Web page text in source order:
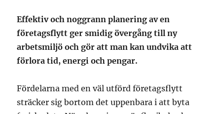
Effektiv och noggrann planering av en
företagsflytt ger smidig övergång till ny
arbetsmiljö och gör att man kan undvika att
förlora tid, energi och pengar.
Fördelarna med en väl utförd företagsflytt
sträcker sig bortom det uppenbara i att byta